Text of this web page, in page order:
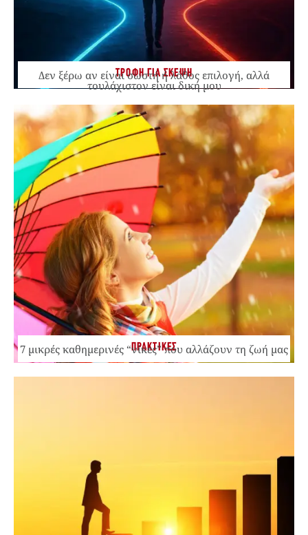
ΤΡΟΦΗ ΓΙΑ ΣΚΕΨΗ
Δεν ξέρω αν είναι σωστή ή λάθος επιλογή, αλλά
τουλάχιστον είναι δική μου
ΠΡΑΚΤΙΚΕΣ
7 μικρές καθημερινές “νίκες” που αλλάζουν τη ζωή μας